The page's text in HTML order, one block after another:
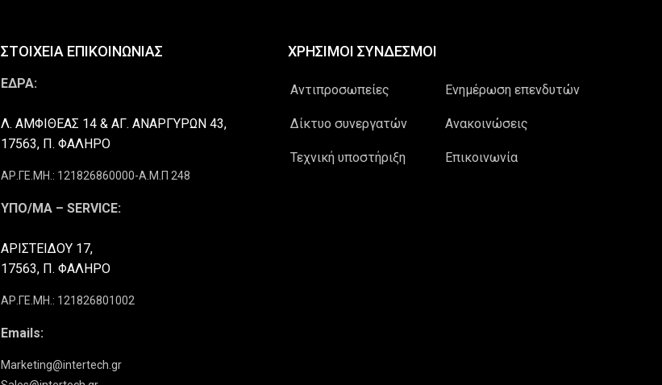
ΣΤΟΙΧΕΙΑ ΕΠΙΚΟΙΝΩΝΙΑΣ
ΕΔΡΑ:
Λ. ΑΜΦΙΘΕΑΣ 14 & ΑΓ. ΑΝΑΡΓΥΡΩΝ 43,
17563, Π. ΦΑΛΗΡΟ
ΑΡ.ΓΕ.ΜΗ.: 121826860000-Α.Μ.Π 248
ΥΠΟ/ΜΑ – SERVICE:
ΑΡΙΣΤΕΙΔΟΥ 17,
17563, Π. ΦΑΛΗΡΟ
ΑΡ.ΓΕ.ΜΗ.: 121826801002
Emails:
Marketing@intertech.gr
ΧΡΗΣΙΜΟΙ ΣΥΝΔΕΣΜΟΙ
Αντιπροσωπείες
Δίκτυο συνεργατών
Τεχνική υποστήριξη
Ενημέρωση επενδυτών
Ανακοινώσεις
Επικοινωνία